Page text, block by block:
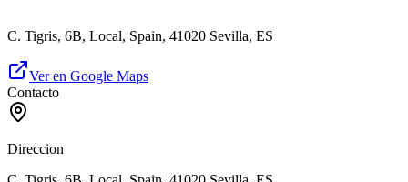
C. Tigris, 6B, Local, Spain, 41020 Sevilla, ES
Ver en Google Maps
Contacto
Direccion